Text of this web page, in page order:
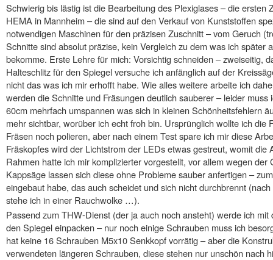
Schwierig bis lästig ist die Bearbeitung des Plexiglases – die ersten
HEMA in Mannheim – die sind auf den Verkauf von Kunststoffen
notwendigen Maschinen für den präzisen Zuschnitt – vom Geruch
Schnitte sind absolut präzise, kein Vergleich zu dem was ich später
bekomme. Erste Lehre für mich: Vorsichtig schneiden – zweiseitig,
Halteschlitz für den Spiegel versuche ich anfänglich auf der
nicht das was ich mir erhofft habe. Wie alles weitere arbeite ich
werden die Schnitte und Fräsungen deutlich sauberer – leider
60cm mehrfach umspannen was sich in kleinen Schönheitsfehlern
mehr sichtbar, worüber ich echt froh bin. Ursprünglich wollte ich die
Fräsen noch polieren, aber nach einem Test spare ich mir diese
Fräskopfes wird der Lichtstrom der LEDs etwas gestreut, womit die
Rahmen hatte ich mir komplizierter vorgestellt, vor allem wegen
Kappsäge lassen sich diese ohne Probleme sauber anfertigen –
eingebaut habe, das auch scheidet und sich nicht durchbrennt
stehe ich in einer Rauchwolke …).
Passend zum THW-Dienst (der ja auch noch ansteht) werde ich
den Spiegel einpacken – nur noch einige Schrauben muss ich
hat keine 16 Schrauben M5x10 Senkkopf vorrätig – aber die
verwendeten längeren Schrauben, diese stehen nur unschön nach